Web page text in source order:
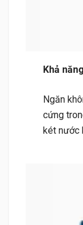
Khả
Ngăn
cứng
két nước